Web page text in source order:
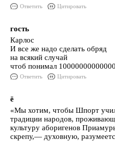
Ответить Цитировать
гость
Карлос
И все же надо сделать обряд
на всякий случай
чтоб понимал
Ответить Цитировать
ё
«Мы хотим, чтобы Шпорт
традиции народов,
культуру аборигенов
скрепу,― духовную,